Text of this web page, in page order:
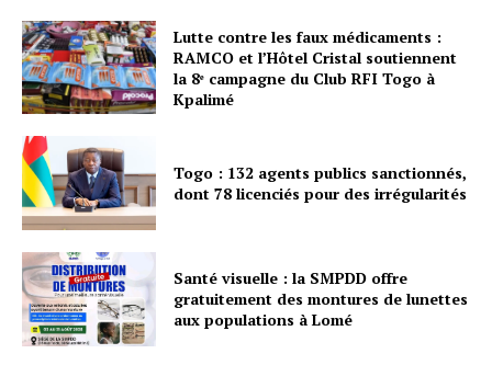
Lutte contre les faux médicaments :
RAMCO et l’Hôtel Cristal soutiennent
la 8ᵉ campagne du Club RFI Togo à
Kpalimé
Togo : 132 agents publics sanctionnés,
dont 78 licenciés pour des irrégularités
Santé visuelle : la SMPDD offre
gratuitement des montures de lunettes
aux populations à Lomé